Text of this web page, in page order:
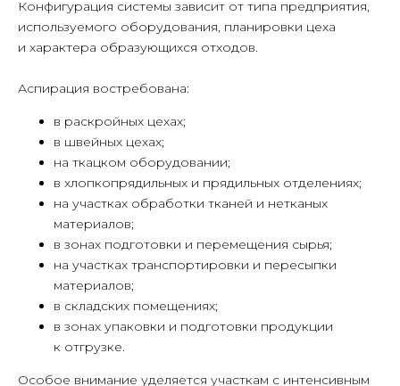
Конфигурация системы зависит от типа предприятия,
используемого оборудования, планировки цеха
и характера образующихся отходов.
Аспирация востребована:
в раскройных цехах;
в швейных цехах;
на ткацком оборудовании;
в хлопкопрядильных и прядильных отделениях;
на участках обработки тканей и нетканых
материалов;
в зонах подготовки и перемещения сырья;
на участках транспортировки и пересыпки
материалов;
в складских помещениях;
в зонах упаковки и подготовки продукции
к отгрузке.
Особое внимание уделяется участкам с интенсивным